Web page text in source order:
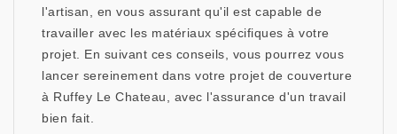
l'artisan, en vous assurant qu'il est capable de
travailler avec les matériaux spécifiques à votre
projet. En suivant ces conseils, vous pourrez vous
lancer sereinement dans votre projet de couverture
à Ruffey Le Chateau, avec l'assurance d'un travail
bien fait.